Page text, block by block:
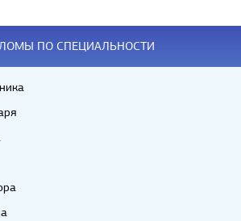
ПО СПЕЦИАЛЬНОСТИ